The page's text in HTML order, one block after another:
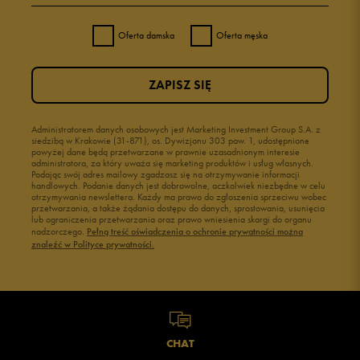
Oferta damska Oferta męska
Administratorem danych osobowych jest Marketing Investment Group S.A. z
siedzibą w Krakowie (31-871), os. Dywizjonu 303 paw. 1, udostępnione
powyżej dane będą przetwarzane w prawnie uzasadnionym interesie
administratora, za który uważa się marketing produktów i usług własnych.
Podając swój adres mailowy zgadzasz się na otrzymywanie informacji
handlowych. Podanie danych jest dobrowolne, aczkolwiek niezbędne w celu
otrzymywania newslettera. Każdy ma prawo do zgłoszenia sprzeciwu wobec
przetwarzania, a także żądania dostępu do danych, sprostowania, usunięcia
lub ograniczenia przetwarzania oraz prawo wniesienia skargi do organu
nadzorczego. Pełną treść oświadczenia o ochronie prywatności można
znaleźć w Polityce prywatności.
ZAPISZ SIĘ
CHAT